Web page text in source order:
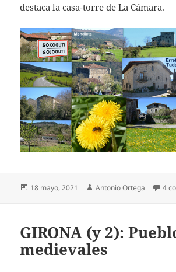
destaca la casa-torre de La Cámara.
Publicado
18 mayo, 2021 Autor
Antonio Ortega 4
GIRONA (y 2):
medievales